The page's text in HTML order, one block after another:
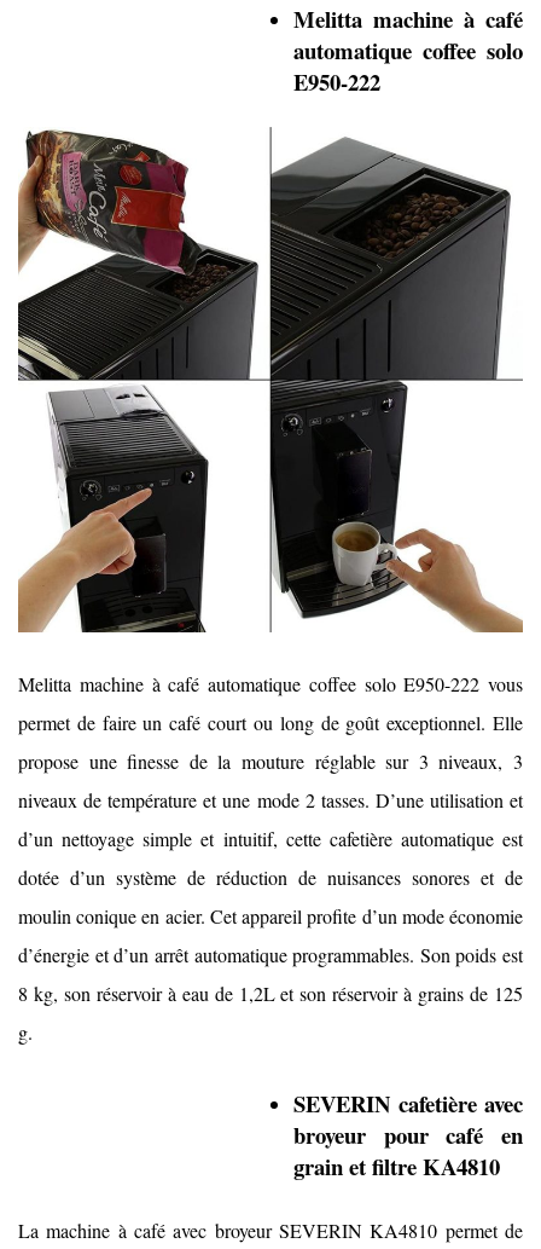
Melitta machine à café
automatique coffee solo
E950-222
Melitta machine à café automatique coffee solo E950-222 vous
permet de faire un café court ou long de goût exceptionnel. Elle
propose une finesse de la mouture réglable sur 3 niveaux, 3
niveaux de température et une mode 2 tasses. D’une utilisation et
d’un nettoyage simple et intuitif, cette cafetière automatique est
dotée d’un système de réduction de nuisances sonores et de
moulin conique en acier. Cet appareil profite d’un mode économie
d’énergie et d’un arrêt automatique programmables. Son poids est
8 kg, son réservoir à eau de 1,2L et son réservoir à grains de 125
g.
SEVERIN cafetière avec
broyeur pour café en
grain et filtre KA4810
La machine à café avec broyeur SEVERIN KA4810 permet de